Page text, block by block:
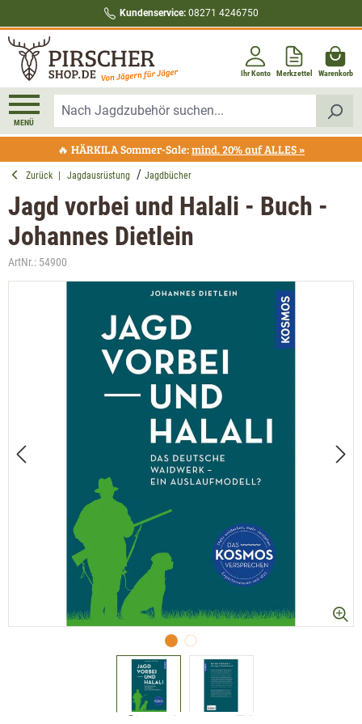
Kundenservice: 08271 4246750
Ihr Konto Merkzettel Warenkorb
MENÜ
🔥 HÄRKILA Sommer-Sale:mind. 20% auf ALLES »
Zurück Jagdausrüstung Jagdbücher
Jagd vorbei und Halali - Buch -
Johannes Dietlein
ArtNr.: 54900
Bildergalerie überspringen